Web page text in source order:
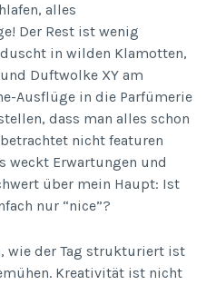
alles
Der Rest ist wenig
in wilden Klamotten,
Duftwolke XY am
Ausflüge in die Parfümerie
dass man alles schon
nicht featuren
weckt Erwartungen und
über mein Haupt: Ist
nur “nice”?
wie der Tag strukturiert ist
Kreativität ist nicht